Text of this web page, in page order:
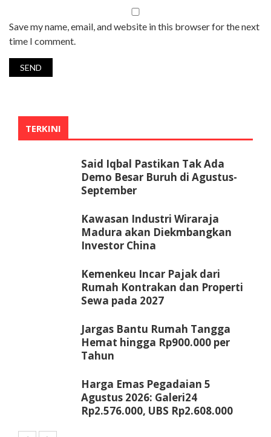
Save my name, email, and website in this browser for the next
time I comment.
TERKINI
Said Iqbal Pastikan Tak Ada
Demo Besar Buruh di Agustus-
September
Kawasan Industri Wiraraja
Madura akan Diekmbangkan
Investor China
Kemenkeu Incar Pajak dari
Rumah Kontrakan dan Properti
Sewa pada 2027
Jargas Bantu Rumah Tangga
Hemat hingga Rp900.000 per
Tahun
Harga Emas Pegadaian 5
Agustus 2026: Galeri24
Rp2.576.000, UBS Rp2.608.000